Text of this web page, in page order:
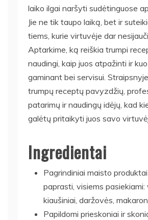
laiko ilgai naršyti sudėtinguose
Jie ne tik taupo laiką, bet ir
tiems, kurie virtuvėje dar
Aptarkime, ką reiškia trumpi
naudingi, kaip juos atpažinti ir
gaminant bei servisui.
trumpų receptų pavyzdžių,
patarimų ir naudingų idėjų, kad
galėtų pritaikyti juos savo
Ingredientai
Pagrindiniai maisto
paprasti, visiems pasiekiami:
kiaušiniai, daržovės,
Papildomi prieskoniai ir